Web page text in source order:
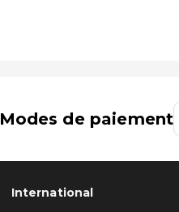
Modes de paiement
International